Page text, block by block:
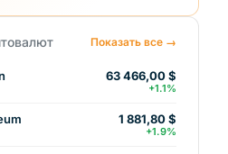
Показать все →
63 466,00 $
+1.1%
1 881,80 $
+1.9%